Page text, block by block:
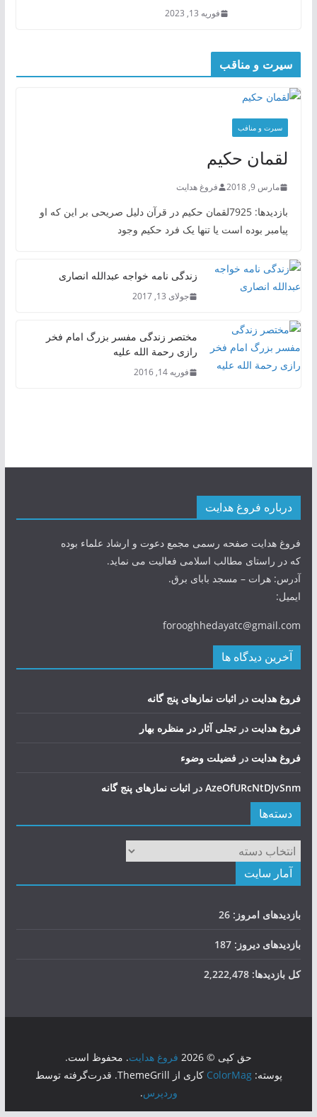
فوریه 13, 2023
سیرت و مناقب
سیرت و منافب
لقمان حکیم
مارس 9, 2018 فروغ هدایت
بازدیدها: 7925لقمان حکیم در قرآن دلیل صریحی بر این که او
پیامبر بوده است یا تنها یک فرد حکیم وجود
زندگی نامه خواجه عبدالله انصاری
جولای 13, 2017
مختصر زندگی مفسر بزرگ امام فخر
رازی رحمة الله علیه
فوریه 14, 2016
درباره فروغ هدایت
فروغ هدایت صفحه رسمی مجمع دعوت و ارشاد علماء بوده
که در راستای مطالب اسلامی فعالیت می نماید.
آدرس: هرات – مسجد بابای برق.
ایمیل:
forooghhedayatc@gmail.com
آخرین دیدگاه ها
فروغ هدایت در اثبات نمازهای پنج گانه
فروغ هدایت در تجلی آثار در منظره بهار
فروغ هدایت در فضيلت وضوء
AzeOfURcNtDJvSnmدر اثبات نمازهای پنج گانه
دسته‌ها
دسته‌ها
آمار سایت
بازدیدهای امروز: 26
بازدیدهای دیروز: 187
کل بازدیدها: 2,222,478
حق کپی © 2026 فروغ هدایت. محفوظ است.
پوسته:ColorMag کاری از ThemeGrill. قدرت‌گرفته توسط
وردپرس.